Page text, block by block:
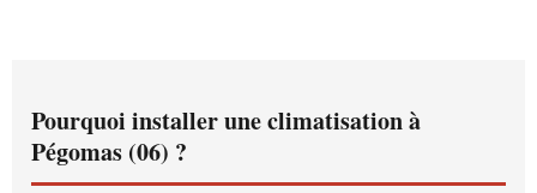
Pourquoi installer une climatisation à
Pégomas (06) ?